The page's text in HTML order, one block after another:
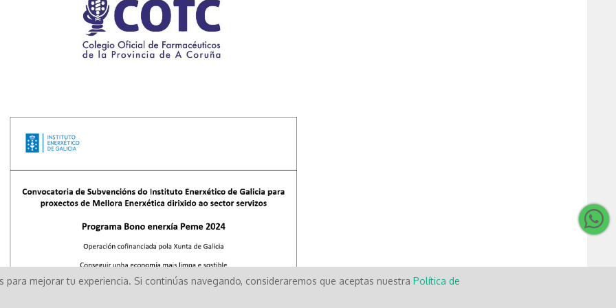
mejorar tu experiencia. Si continúas navegando, consideraremos que aceptas nuestra Política de